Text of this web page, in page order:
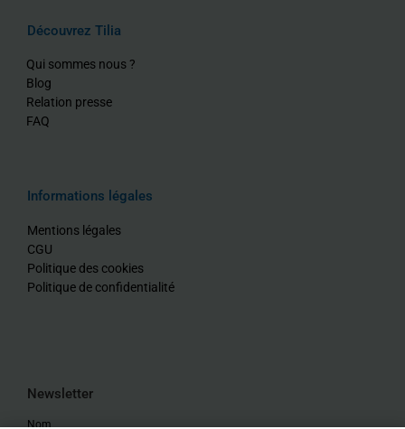
Découvrez Tilia
Qui sommes nous ?
Blog
Relation presse
FAQ
Informations légales
Mentions légales
CGU
Politique des cookies
Politique de confidentialité
Newsletter
Nom